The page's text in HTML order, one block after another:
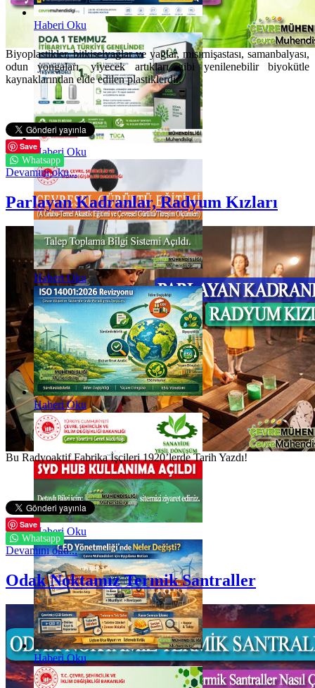
Haberi Oku
Haberi Oku
Haberi Oku
Haberi Oku
Haberi Oku
Haberi Oku
Biyoplastikler, bitkiselyağlar ve yağlar, mısırnişastası, samanbalyası,
odun yongaları, yiyecek artıkları gibi yenilenebilir biyokütle
kaynaklarından elde edilen plastiklerdir.
Save
Whatsapp
Devamını oku...
Parlayan Kadranlar, Radyum Kızları
Bu Radyoaktif Fabrika İşçileri 1920’lerde Tarih Yazdı!
Save
Whatsapp
Devamını oku...
Odak Noktamız Termik Santraller